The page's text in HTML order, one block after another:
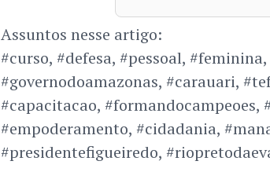
Assuntos nesse artigo:
#curso, #defesa, #pessoal, #feminina,
#governodoamazonas, #carauari,
#capacitacao, #formandocampeoes,
#empoderamento, #cidadania,
#presidentefigueiredo,